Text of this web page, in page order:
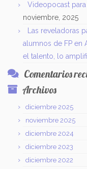
Videopocast
noviembre, 2025
Las reveladoras
alumnos de FP en
el talento, lo
Comentarios
Archivos
diciembre 2025
noviembre 2025
diciembre 2024
diciembre 2023
diciembre 2022